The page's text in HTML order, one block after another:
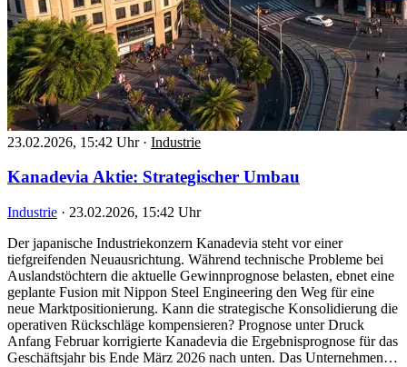
23.02.2026, 15:42 Uhr · Industrie
Kanadevia Aktie: Strategischer Umbau
Industrie · 23.02.2026, 15:42 Uhr
Der japanische Industriekonzern Kanadevia steht vor einer
tiefgreifenden Neuausrichtung. Während technische Probleme bei
Auslandstöchtern die aktuelle Gewinnprognose belasten, ebnet eine
geplante Fusion mit Nippon Steel Engineering den Weg für eine
neue Marktpositionierung. Kann die strategische Konsolidierung die
operativen Rückschläge kompensieren? Prognose unter Druck
Anfang Februar korrigierte Kanadevia die Ergebnisprognose für das
Geschäftsjahr bis Ende März 2026 nach unten. Das Unternehmen…